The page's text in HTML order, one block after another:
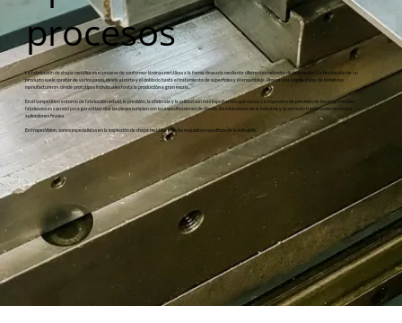
procesos
La fabricación de chapa metálica es el proceso de conformar láminas metálicas a la forma deseada mediante diferentes métodos de fabricación. La finalización de un
producto suele constar de varios pasos, desde el corte y el doblado hasta el tratamiento de superficies y el ensamblaje. Abarca una amplia gama de industrias
manufactureras, desde prototipos individuales hasta la producción a gran escala.
En el competitivo entorno de fabricación actual, la precisión, la eficiencia y la calidad son más importantes que nunca. La inspección de precisión de los componentes
fabricados es esencial para garantizar que las piezas cumplan con las especificaciones de diseño, los estándares de la industria y su correcto funcionamiento en sus
aplicaciones finales.
En InspecVision, somos especialistas en la inspección de chapa metálica y en los requisitos específicos de la industria.